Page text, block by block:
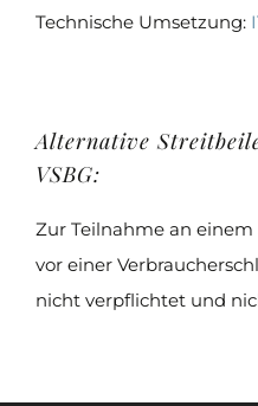
Technische Umsetzung:
Alternative
VSBG:
Zur Teilnahme an
vor einer
nicht verpflichtet und